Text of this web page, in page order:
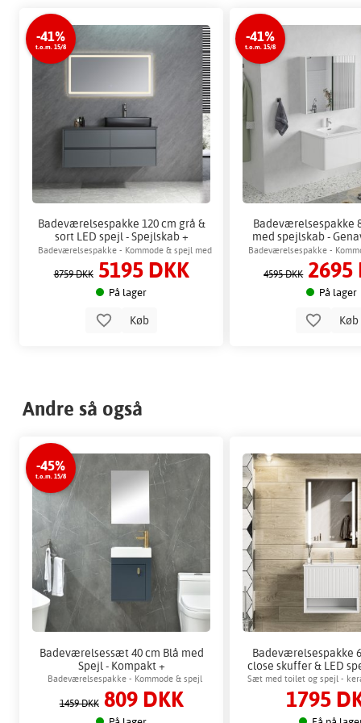
-41%
t.o.m. 15/8
Badeværelsespakke 120 cm grå &
sort LED spejl - Spejlskab +
Toiletpapirholder
Badeværelsespakke - Kommode & spejl med
LED-belysning
8759 DKK 5195 DKK
På lager
Køb
-41%
t.o.m. 15/8
Badeværelsespakke
med spejlskab -
Badeværelse
Badeværelsespakke -
4595 DKK 2695
På lager
Køb
Andre så også
-45%
t.o.m. 15/8
Badeværelsessæt 40 cm Blå med
Spejl - Kompakt +
Toiletpapirholder
Badeværelsespakke - Kommode & spejl
1459 DKK 809 DKK
Badeværelsespakke
close skuffer & LED
Sæt med toilet og spejl -
& dæmpbart LED-spejl
1795